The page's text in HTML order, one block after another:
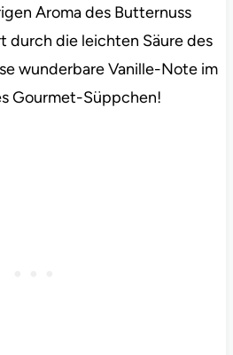
Aroma des Butternuss
durch die leichten Säure des
wunderbare Vanille-Note im
Gourmet-Süppchen!